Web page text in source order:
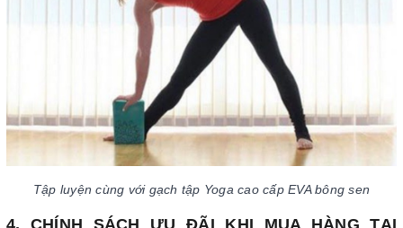
Tập luyện cùng với gạch tập Yoga cao cấp EVA bông sen
4. CHÍNH SÁCH ƯU ĐÃI KHI MUA HÀNG TẠI